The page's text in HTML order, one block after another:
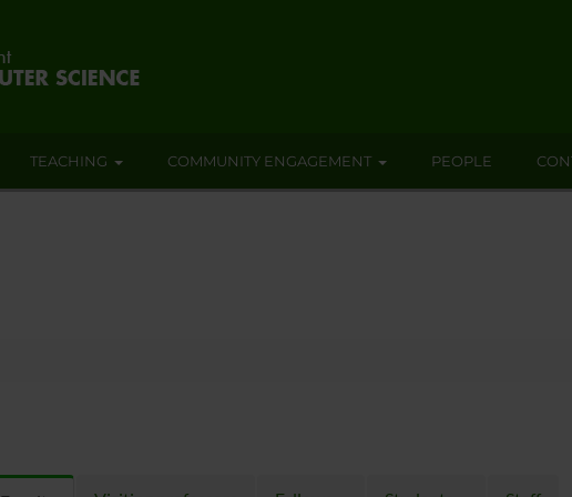
TEACHING COMMUNITY ENGAGEMENT PEOPLE